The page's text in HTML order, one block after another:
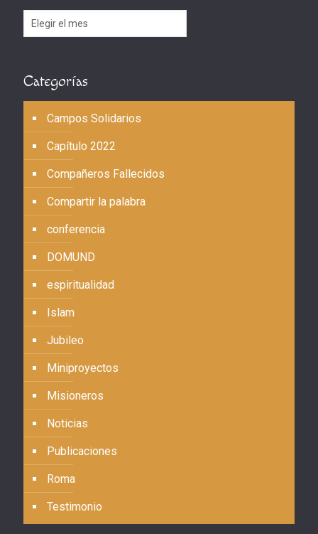
Archivos
Categorías
Campos Solidarios
Capítulo 2022
Compañeros Fallecidos
Compartir la palabra
conferencia
DOMUND
espiritualidad
Islam
Jubileo
Miniproyectos
Misioneros
Noticias
Publicaciones
Roma
Testimonio